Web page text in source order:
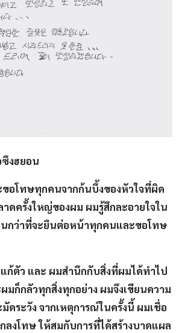
งฮยอน
อโทษทุกคนจากก้นบึ้งของหัวใจที่ผิด
ดครั้งใหญ่ของผม ผมรู้สึกละอายใจใน
นกว่าที่จะยืนต่อหน้าทุกคนและขอโทษ
ก้ตัว และ ผมสำนึกกับสิ่งที่ผมได้ทำไป
มก็กลัวทุกสิ่งทุกอย่าง ผมจึงเขียนความ
ดระวัง จากเหตุการณ์ในครั้งนี้ ผมเชื่อ
ลงโทษ ให้สมกับการที่ได้สร้างบาดแผล